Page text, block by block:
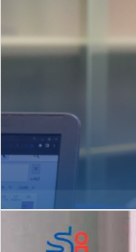
Matrículas Abertas
2º AO